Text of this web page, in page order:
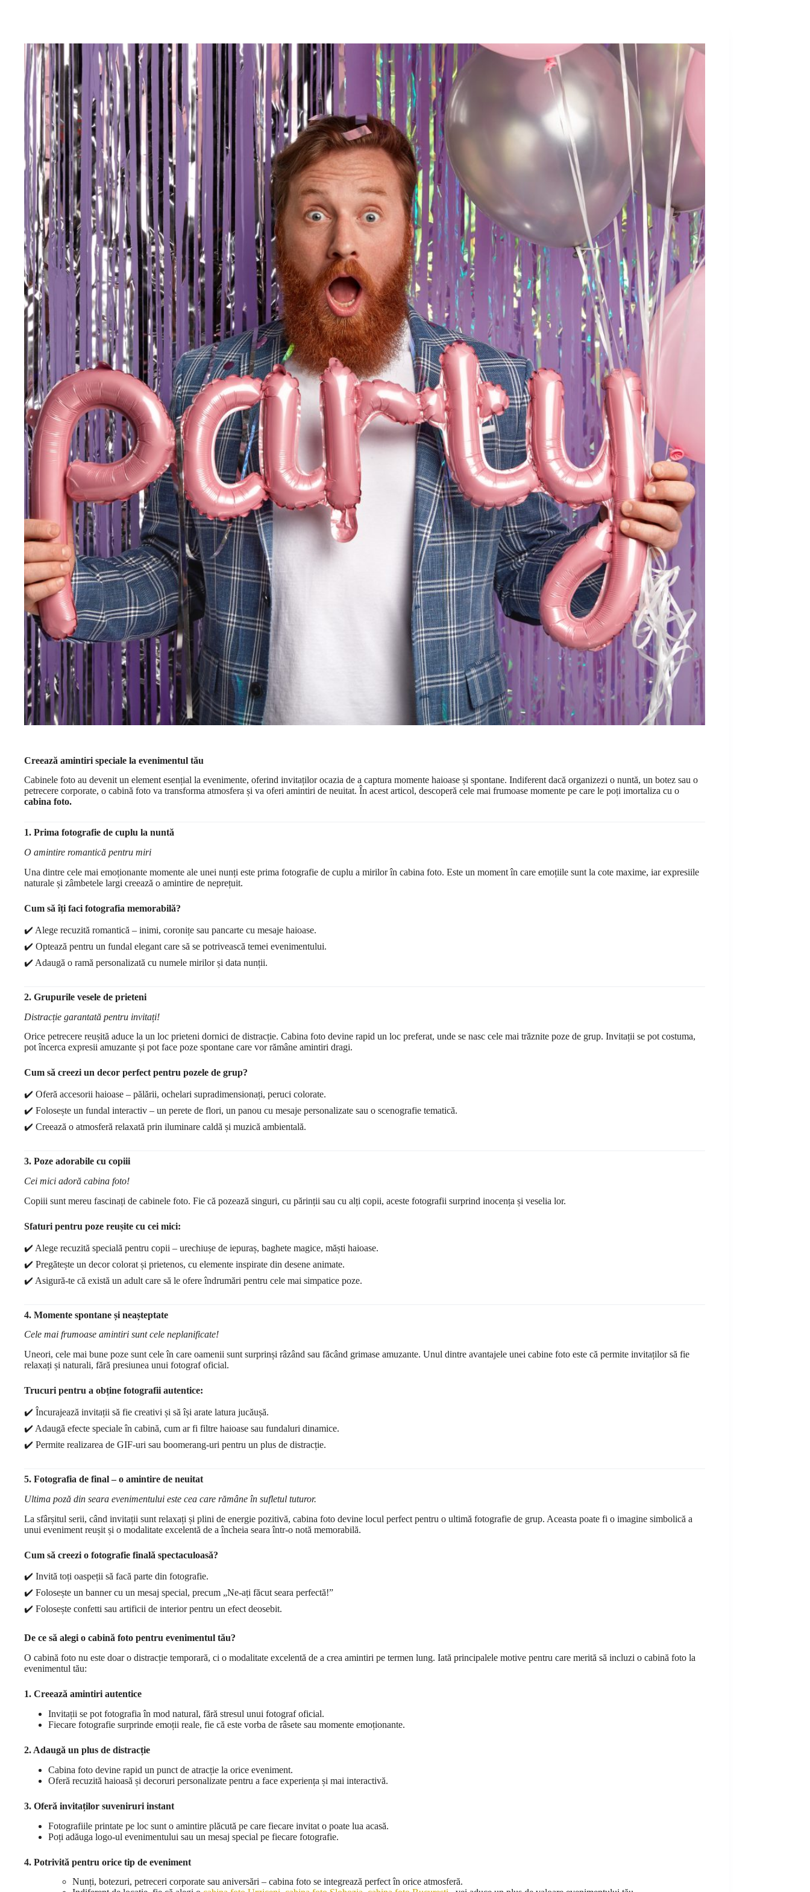
Creează amintiri speciale la evenimentul tău
Cabinele foto au devenit un element esențial la evenimente, oferind invitaților ocazia de a captura momente haioase și spontane. Indiferent dacă organizezi o nuntă, un botez sau o
petrecere corporate, o cabină foto va transforma atmosfera și va oferi amintiri de neuitat. În acest articol, descoperă cele mai frumoase momente pe care le poți imortaliza cu o
cabina foto.
1. Prima fotografie de cuplu la nuntă
O amintire romantică pentru miri
Una dintre cele mai emoționante momente ale unei nunți este prima fotografie de cuplu a mirilor în cabina foto. Este un moment în care emoțiile sunt la cote maxime, iar expresiile
naturale și zâmbetele largi creează o amintire de neprețuit.
Cum să îți faci fotografia memorabilă?
✔️ Alege recuzită romantică – inimi, coronițe sau pancarte cu mesaje haioase.
✔️ Optează pentru un fundal elegant care să se potrivească temei evenimentului.
✔️ Adaugă o ramă personalizată cu numele mirilor și data nunții.
2. Grupurile vesele de prieteni
Distracție garantată pentru invitați!
Orice petrecere reușită aduce la un loc prieteni dornici de distracție. Cabina foto devine rapid un loc preferat, unde se nasc cele mai trăznite poze de grup. Invitații se pot costuma,
pot încerca expresii amuzante și pot face poze spontane care vor rămâne amintiri dragi.
Cum să creezi un decor perfect pentru pozele de grup?
✔️ Oferă accesorii haioase – pălării, ochelari supradimensionați, peruci colorate.
✔️ Folosește un fundal interactiv – un perete de flori, un panou cu mesaje personalizate sau o scenografie tematică.
✔️ Creează o atmosferă relaxată prin iluminare caldă și muzică ambientală.
3. Poze adorabile cu copiii
Cei mici adoră cabina foto!
Copiii sunt mereu fascinați de cabinele foto. Fie că pozează singuri, cu părinții sau cu alți copii, aceste fotografii surprind inocența și veselia lor.
Sfaturi pentru poze reușite cu cei mici:
✔️ Alege recuzită specială pentru copii – urechiușe de iepuraș, baghete magice, măști haioase.
✔️ Pregătește un decor colorat și prietenos, cu elemente inspirate din desene animate.
✔️ Asigură-te că există un adult care să le ofere îndrumări pentru cele mai simpatice poze.
4. Momente spontane și neașteptate
Cele mai frumoase amintiri sunt cele neplanificate!
Uneori, cele mai bune poze sunt cele în care oamenii sunt surprinși râzând sau făcând grimase amuzante. Unul dintre avantajele unei cabine foto este că permite invitaților să fie
relaxați și naturali, fără presiunea unui fotograf oficial.
Trucuri pentru a obține fotografii autentice:
✔️ Încurajează invitații să fie creativi și să își arate latura jucăușă.
✔️ Adaugă efecte speciale în cabină, cum ar fi filtre haioase sau fundaluri dinamice.
✔️ Permite realizarea de GIF-uri sau boomerang-uri pentru un plus de distracție.
5. Fotografia de final – o amintire de neuitat
Ultima poză din seara evenimentului este cea care rămâne în sufletul tuturor.
La sfârșitul serii, când invitații sunt relaxați și plini de energie pozitivă, cabina foto devine locul perfect pentru o ultimă fotografie de grup. Aceasta poate fi o imagine simbolică a
unui eveniment reușit și o modalitate excelentă de a încheia seara într-o notă memorabilă.
Cum să creezi o fotografie finală spectaculoasă?
✔️ Invită toți oaspeții să facă parte din fotografie.
✔️ Folosește un banner cu un mesaj special, precum „Ne-ați făcut seara perfectă!”
✔️ Folosește confetti sau artificii de interior pentru un efect deosebit.
De ce să alegi o cabină foto pentru evenimentul tău?
O cabină foto nu este doar o distracție temporară, ci o modalitate excelentă de a crea amintiri pe termen lung. Iată principalele motive pentru care merită să incluzi o cabină foto la
evenimentul tău:
1. Creează amintiri autentice
Invitații se pot fotografia în mod natural, fără stresul unui fotograf oficial.
Fiecare fotografie surprinde emoții reale, fie că este vorba de râsete sau momente emoționante.
2. Adaugă un plus de distracție
Cabina foto devine rapid un punct de atracție la orice eveniment.
Oferă recuzită haioasă și decoruri personalizate pentru a face experiența și mai interactivă.
3. Oferă invitaților suveniruri instant
Fotografiile printate pe loc sunt o amintire plăcută pe care fiecare invitat o poate lua acasă.
Poți adăuga logo-ul evenimentului sau un mesaj special pe fiecare fotografie.
4. Potrivită pentru orice tip de eveniment
Nunți, botezuri, petreceri corporate sau aniversări – cabina foto se integrează perfect în orice atmosferă.